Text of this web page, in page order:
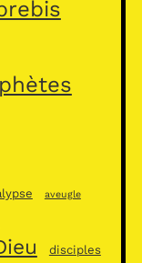
aveugle
disciples